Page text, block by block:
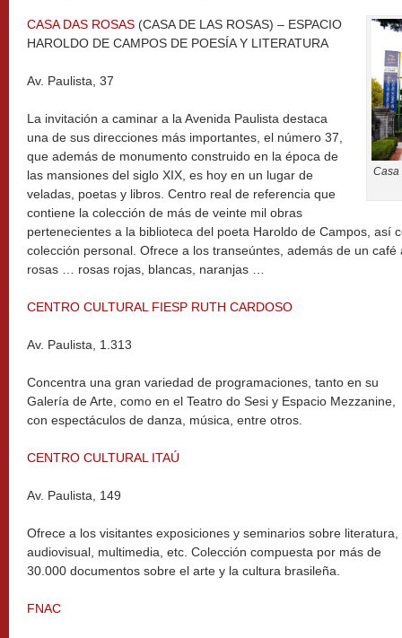
Casa
CASA DAS ROSAS (CASA DE LAS ROSAS) – ESPACIO
HAROLDO DE CAMPOS DE POESÍA Y LITERATURA
Av. Paulista, 37
La invitación a caminar a la Avenida Paulista destaca
una de sus direcciones más importantes, el número 37,
que además de monumento construido en la época de
las mansiones del siglo XIX, es hoy en un lugar de
veladas, poetas y libros. Centro real de referencia que
contiene la colección de más de veinte mil obras
pertenecientes a la biblioteca del poeta Haroldo de Campos, así
colección personal. Ofrece a los transeúntes, además de un
rosas … rosas rojas, blancas, naranjas …
CENTRO CULTURAL FIESP RUTH CARDOSO
Av. Paulista, 1.313
Concentra una gran variedad de programaciones, tanto en su
Galería de Arte, como en el Teatro do Sesi y Espacio Mezzanine,
con espectáculos de danza, música, entre otros.
CENTRO CULTURAL ITAÚ
Av. Paulista, 149
Ofrece a los visitantes exposiciones y seminarios sobre literatura,
audiovisual, multimedia, etc. Colección compuesta por más de
30.000 documentos sobre el arte y la cultura brasileña.
FNAC